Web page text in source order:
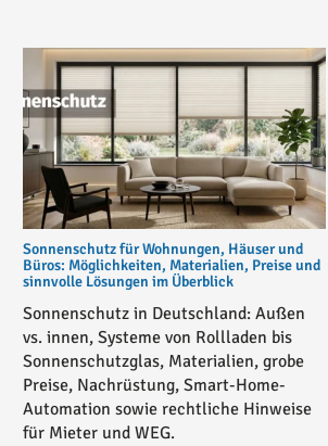
Sonnenschutz für Wohnungen, Häuser und
Büros: Möglichkeiten, Materialien, Preise und
sinnvolle Lösungen im Überblick
Sonnenschutz in Deutschland: Außen
vs. innen, Systeme von Rollladen bis
Sonnenschutzglas, Materialien, grobe
Preise, Nachrüstung, Smart-Home-
Automation sowie rechtliche Hinweise
für Mieter und WEG.